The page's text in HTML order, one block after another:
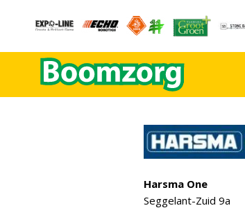
Harsma One
Seggelant-Zuid 9a